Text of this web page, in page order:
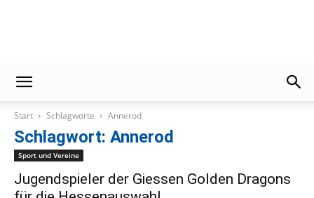
Start Schlagworte Annerod
Schlagwort: Annerod
Sport und Vereine
Jugendspieler der Giessen Golden Dragons